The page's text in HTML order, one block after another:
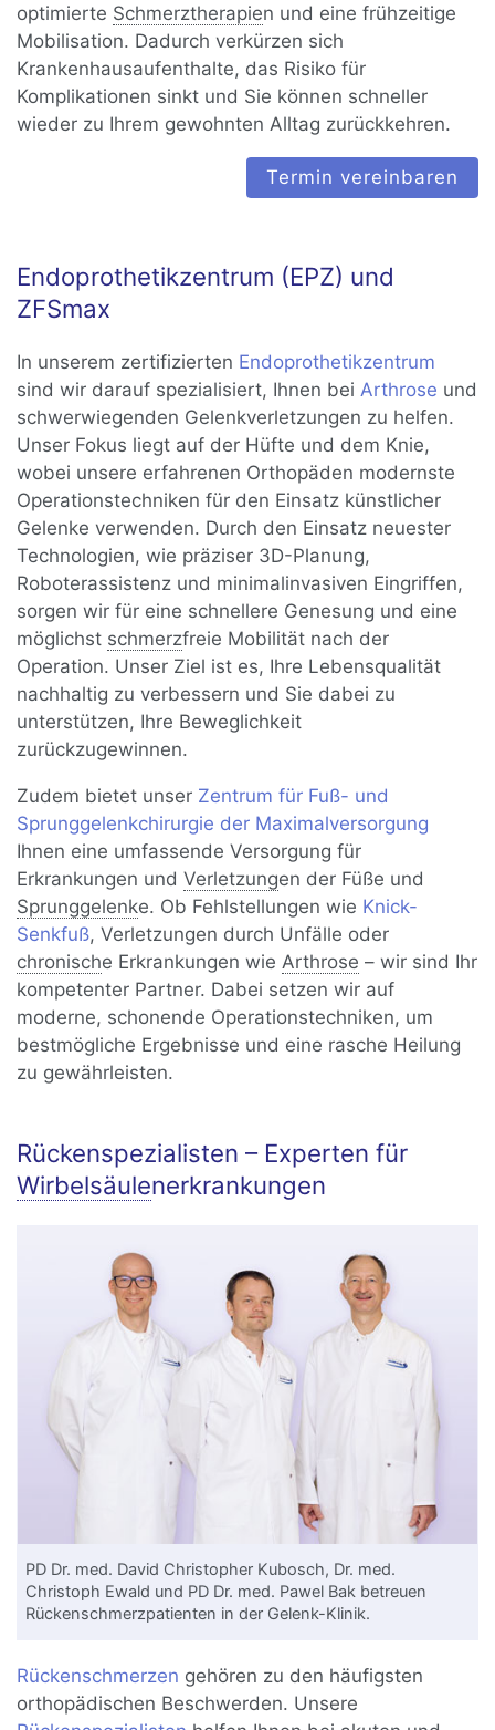
optimierte Schmerztherapien und eine frühzeitige
Mobilisation. Dadurch verkürzen sich
Krankenhausaufenthalte, das Risiko für
Komplikationen sinkt und Sie können schneller
wieder zu Ihrem gewohnten Alltag zurückkehren.
Termin vereinbaren
Endoprothetikzentrum (EPZ) und
ZFSmax
In unserem zertifizierten Endoprothetikzentrum
sind wir darauf spezialisiert, Ihnen beiArthrose und
schwerwiegenden Gelenkverletzungen zu helfen.
Unser Fokus liegt auf der Hüfte und dem Knie,
wobei unsere erfahrenen Orthopäden modernste
Operationstechniken für den Einsatz künstlicher
Gelenke verwenden. Durch den Einsatz neuester
Technologien, wie präziser 3D-Planung,
Roboterassistenz und minimalinvasiven Eingriffen,
sorgen wir für eine schnellere Genesung und eine
möglichst schmerzfreie Mobilität nach der
Operation. Unser Ziel ist es, Ihre Lebensqualität
nachhaltig zu verbessern und Sie dabei zu
unterstützen, Ihre Beweglichkeit
zurückzugewinnen.
Zudem bietet unser Zentrum für Fuß- und
Sprunggelenkchirurgie der Maximalversorgung
Ihnen eine umfassende Versorgung für
Erkrankungen undVerletzungen der Füße und
Sprunggelenke. Ob Fehlstellungen wie Knick-
Senkfuß, Verletzungen durch Unfälle oder
chronische Erkrankungen wieArthrose – wir sind Ihr
kompetenter Partner. Dabei setzen wir auf
moderne, schonende Operationstechniken, um
bestmögliche Ergebnisse und eine rasche Heilung
zu gewährleisten.
Rückenspezialisten – Experten für
Wirbelsäulenerkrankungen
PD Dr. med. David Christopher Kubosch, Dr. med.
Christoph Ewald und PD Dr. med. Pawel Bak betreuen
Rückenschmerzpatienten in der Gelenk-Klinik.
Rückenschmerzen gehören zu den häufigsten
orthopädischen Beschwerden. Unsere